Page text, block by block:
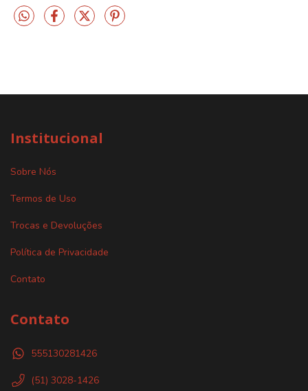
Institucional
Sobre Nós
Termos de Uso
Trocas e Devoluções
Política de Privacidade
Contato
Contato
555130281426
(51) 3028-1426